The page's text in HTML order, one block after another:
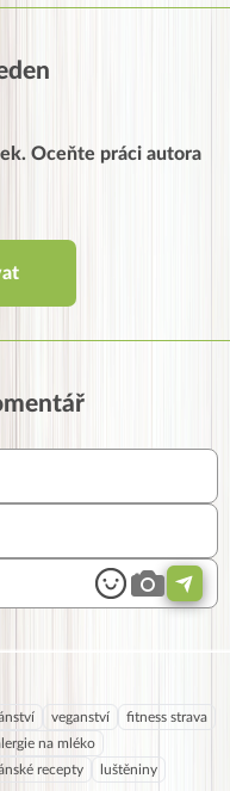
Oceňte práci autora
veganství
fitness strava
na mléko
recepty luštěniny